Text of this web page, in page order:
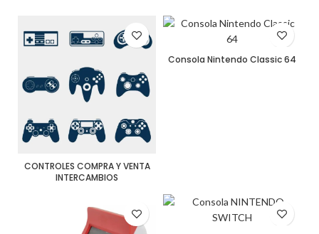
CONTROLES COMPRA Y VENTA
INTERCAMBIOS
Consola Nintendo Classic 64